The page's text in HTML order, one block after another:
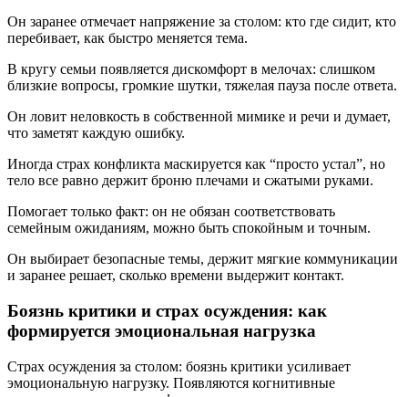
Он заранее отмечает напряжение за столом: кто где сидит, кто
перебивает, как быстро меняется тема.
В кругу семьи появляется дискомфорт в мелочах: слишком
близкие вопросы, громкие шутки, тяжелая пауза после ответа.
Он ловит неловкость в собственной мимике и речи и думает,
что заметят каждую ошибку.
Иногда страх конфликта маскируется как “просто устал”, но
тело все равно держит броню плечами и сжатыми руками.
Помогает только факт: он не обязан соответствовать
семейным ожиданиям, можно быть спокойным и точным.
Он выбирает безопасные темы, держит мягкие коммуникации
и заранее решает, сколько времени выдержит контакт.
Боязнь критики и страх осуждения: как
формируется эмоциональная нагрузка
Страх осуждения за столом: боязнь критики усиливает
эмоциональную нагрузку. Появляются когнитивные